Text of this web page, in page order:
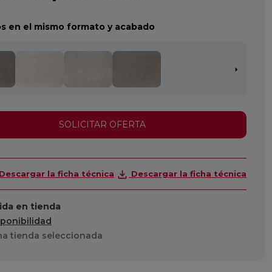
en el mismo formato y acabado
SOLICITAR OFERTA
Descargar la ficha técnica Descargar la ficha técnica
en tienda
tienda seleccionada